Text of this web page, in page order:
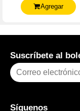
Agregar
Suscríbete al
Síguenos